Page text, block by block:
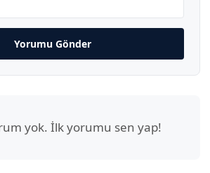
Yorumu Gönder
yok. İlk yorumu sen yap!